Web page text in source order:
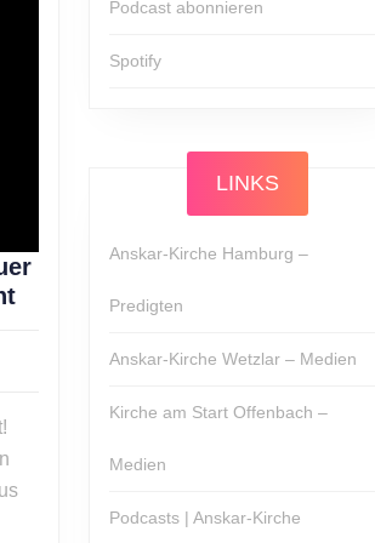
Alexander
erschrecke
Podcast abonnieren
Spotify
LINKS
Anskar-Kirche Hamburg –
Predigten
Anskar-Kirche Wetzlar – Medien
Kirche am Start Offenbach –
Medien
Podcasts | Anskar-Kirche